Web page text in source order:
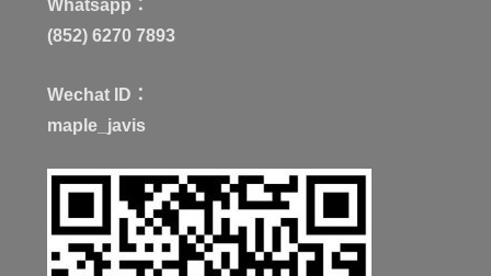
Whatsapp：
(852) 6270 7893
Wechat ID：
maple_javis